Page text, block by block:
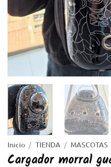
Inicio / TIENDA / MASCOTAS
Cargador morral